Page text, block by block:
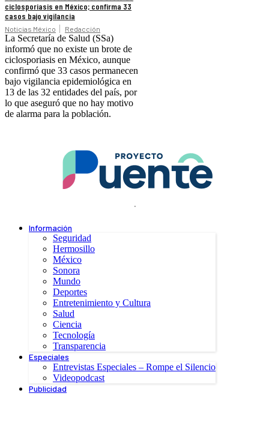
ciclosporiasis en México; confirma 33
casos bajo vigilancia
Noticias México Redacción
La Secretaría de Salud (SSa)
informó que no existe un brote de
ciclosporiasis en México, aunque
confirmó que 33 casos permanecen
bajo vigilancia epidemiológica en
13 de las 32 entidades del país, por
lo que aseguró que no hay motivo
de alarma para la población.
.
Información
Seguridad
Hermosillo
México
Sonora
Mundo
Deportes
Entretenimiento y Cultura
Salud
Ciencia
Tecnología
Transparencia
Especiales
Entrevistas Especiales – Rompe el Silencio
Videopodcast
Publicidad